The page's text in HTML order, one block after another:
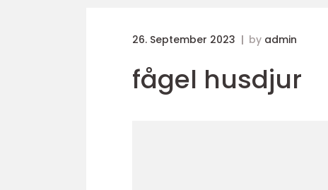
26. September 2023 by admin
fågel husdjur